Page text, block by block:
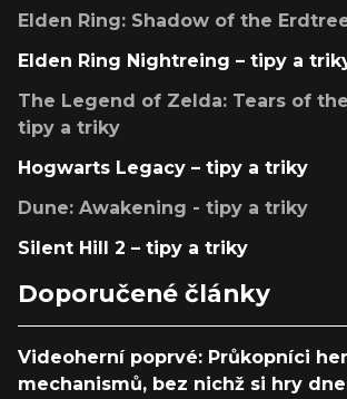
Elden Ring: Shadow of the
Elden Ring Nightreing – tipy a
The Legend of Zelda: Tears of
tipy a triky
Hogwarts Legacy – tipy a triky
Dune: Awakening - tipy a triky
Silent Hill 2 – tipy a triky
Doporučené články
Videoherní poprvé: Průkopníci
mechanismů, bez nichž si hry